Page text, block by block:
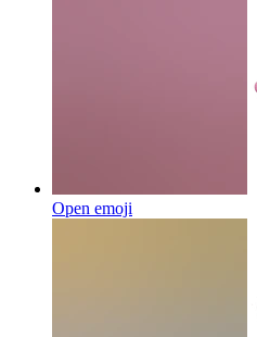
Open emoji